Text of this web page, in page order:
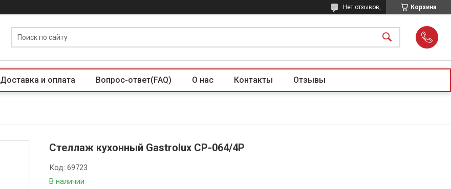
Корзина
Нет отзывов,
Доставка и оплата Вопрос-ответ(FAQ) О нас Контакты Отзывы
Стеллаж кухонный Gastrolux СР-064/4Р
В наличии
Код:69723